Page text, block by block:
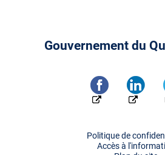
Gouvernement du
Politique de
Accès à